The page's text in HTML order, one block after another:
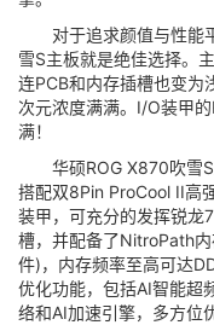
对于追求颜值与性能
雪S主板就是绝佳选择。
连PCB和内存插槽也变为
次元浓度满满。I/O装甲
满！
华硕ROG X870吹雪S
搭配双8Pin ProCool II高
装甲，可充分的发挥锐
槽，并配备了NitroPath
件)，内存频率至高可达
优化功能，包括AI智能超
络和AI加速引擎，多方位